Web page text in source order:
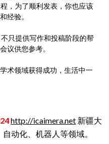
，为了顺利发表，你也应该
和经验。
只提供写作和投稿阶段的帮
议供您参考。
术领域获得成功，生活中一
http://icaimera.net 新疆大
动化、机器人等领域。